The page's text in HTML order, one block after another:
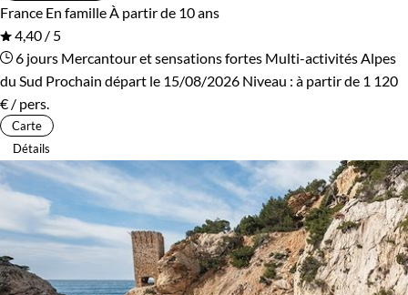
France En famille À partir de 10 ans
4,40 / 5
6 jours Mercantour et sensations fortes Multi-activités Alpes
du Sud Prochain départ le 15/08/2026 Niveau : à partir de 1 120
€ / pers.
Carte
Détails